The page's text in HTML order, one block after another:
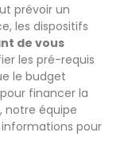
prévoir un
les dispositifs
de vous
les pré-requis
le budget
financer la
notre équipe
pour